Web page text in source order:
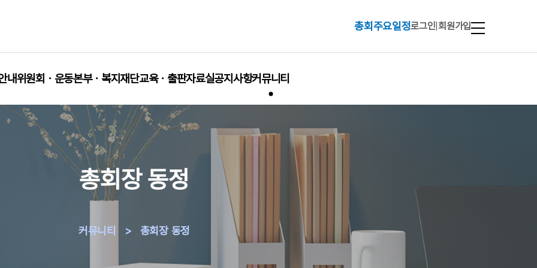
총회주요일정로그인 |회원가입
내위원회ㆍ운동본부ㆍ복지재단교육ㆍ출판자료실공지사항커뮤니티
총회장 동정
커뮤니티 > 총회장 동정